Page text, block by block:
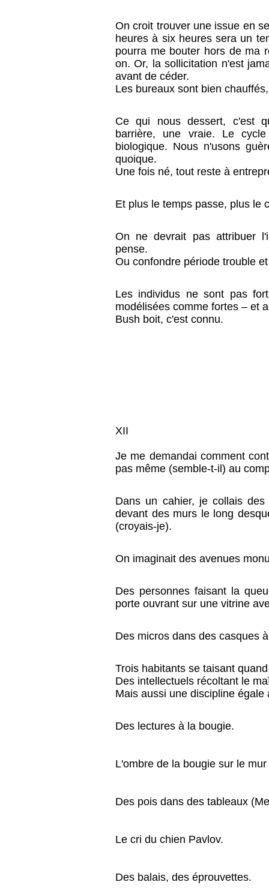
On croit trouver une issue en
heures à six heures sera un
pourra me bouter hors de ma
on. Or, la sollicitation n'est
avant de céder.
Les bureaux sont bien
Ce qui nous dessert, c'est
barrière, une vraie. Le
biologique. Nous n'usons
quoique.
Une fois né, tout reste à
Et plus le temps passe, plus le
On ne devrait pas attribuer
pense.
Ou confondre période trouble
Les individus ne sont pas
modélisées comme fortes – et
Bush boit, c'est connu.
XII
Je me demandai comment
pas même (semble-t-il) au
Dans un cahier, je collais
devant des murs le long
(croyais-je).
On imaginait des avenues
Des personnes faisant la
porte ouvrant sur une vitrine
Des micros dans des casques
Trois habitants se taisant
Des intellectuels récoltant le
Mais aussi une discipline
Des lectures à la bougie.
L'ombre de la bougie sur le
Des pois dans des tableaux
Le cri du chien Pavlov.
Des balais, des éprouvettes.